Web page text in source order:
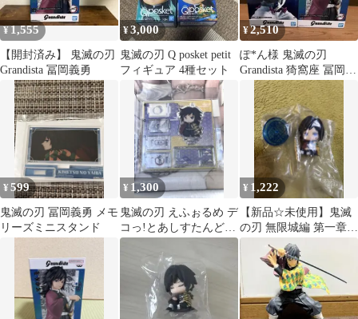
¥1,555
【開封済み】 鬼滅の刃
Grandista 冨岡義勇
¥3,000
鬼滅の刃 Q posket petit
フィギュア 4種セット
¥2,510
ぽ*ん様 鬼滅の刃
Grandista 猗窩座 冨岡義
勇 フィギュア 2種
¥599
鬼滅の刃 冨岡義勇 メモ
リーズミニスタンド
¥ 1,300
鬼滅の刃 えふぉるめ デ
コっ!とあしすたんどミ
ニ 第3弾 冨岡義勇
¥ 1,222
【新品☆未使用】鬼滅
の刃 無限城編 第一章
すわらせ隊 冨岡義勇 ガ
チャ